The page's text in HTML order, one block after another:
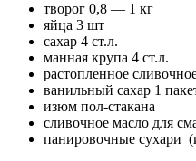
творог 0,8 — 1 кг
яйца 3 шт
сахар 4 ст.л.
манная крупа 4 ст.л.
растопленное
ванильный сахар 1
изюм пол-стакана
сливочное масло для
панировочные сухари